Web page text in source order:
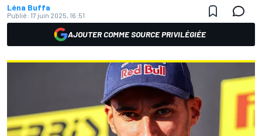
Léna Buffa
Publié: 17 juin 2025, 16:51
AJOUTER COMME SOURCE PRIVILÉGIÉE